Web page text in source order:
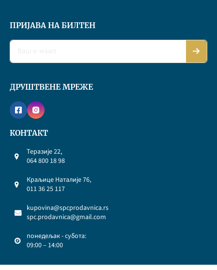
ПРИЈАВА НА БИЛТЕН
ДРУШТВЕНЕ МРЕЖЕ
КОНТАКТ
Теразије 22,
064 800 18 98
Краљице Наталије 76,
011 36 25 117
kupovina@spcprodavnica.rs
spc.prodavnica@gmail.com
понедељак - субота:
09:00 – 14:00